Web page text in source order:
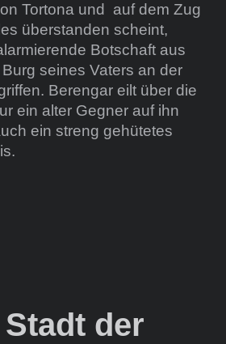
Tortona und auf dem Zug
überstanden scheint,
Botschaft aus
seines Vaters an der
Berengar eilt über die
ein alter Gegner auf ihn
ein streng gehütetes
Stadt der